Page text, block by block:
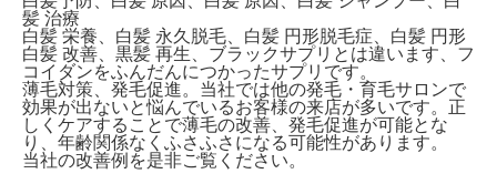
髪 治療
白髪 栄養、白髪 永久脱毛、白髪 円形脱毛症、白髪 円形
白髪 改善、黒髪 再生、ブラックサプリとは違います、フ
コイダンをふんだんにつかったサプリです。
薄毛対策、発毛促進。当社では他の発毛・育毛サロンで
効果が出ないと悩んでいるお客様の来店が多いです。正
しくケアすることで薄毛の改善、発毛促進が可能とな
り、年齢関係なくふさふさになる可能性があります。
当社の改善例を是非ご覧ください。